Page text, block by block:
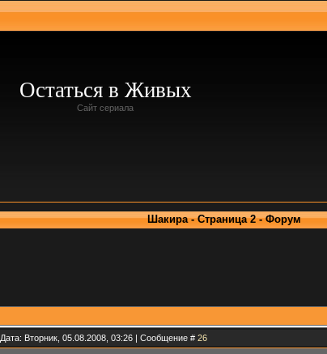
Остаться в Живых
Сайт сериала
Шакира - Страница 2 - Форум
Дата: Вторник, 05.08.2008, 03:26 | Сообщение # 26